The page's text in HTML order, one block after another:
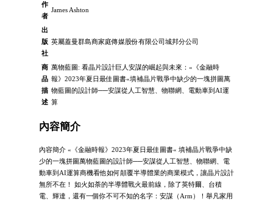
作
者
James Ashton
出
版
社
英屬蓋曼群島商家庭傳媒股份有限公司城邦分公司
商
品
描
述
萬物藍圖: 看晶片設計巨人安謀的崛起與未來：«《金融時
報》2023年夏日最佳圖書«填補晶片戰爭中缺少的一塊拼圖萬
物藍圖的設計師──安謀從人工智慧、物聯網、電動車到AI運
算
內容簡介
內容簡介 «《金融時報》2023年夏日最佳圖書« 填補晶片戰爭中缺
少的一塊拼圖萬物藍圖的設計師──安謀從人工智慧、物聯網、電
動車到AI運算商機看他如何顛覆半導體業的商業模式，讓晶片設計
無所不在！ 如火如荼的半導體戰火最前線，除了英特爾、台積
電、輝達，還有一個你不可不知的名字：安謀（Arm）！舉凡家用